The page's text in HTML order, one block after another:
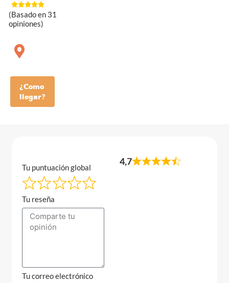
(Basado en 31
opiniones)
¿Como
llegar?
Tu puntuación global
Tu reseña
Tu correo electrónico
4,7